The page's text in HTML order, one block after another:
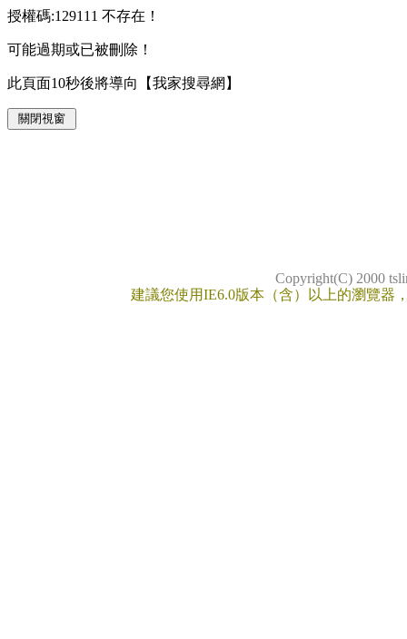
授權碼:129111 不存在！
可能過期或已被刪除！
此頁面10秒後將導向【我家搜尋網】
Copyright(C) 2000
建議您使用IE6.0版本（含）以上的瀏覽器